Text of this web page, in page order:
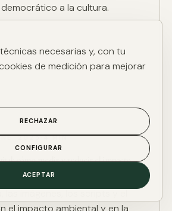
a la cultura.
2025·4 MIN
cómo medir y reducir el impacto
las imágenes, los scripts y el
el impacto ambiental y en la
necesarias y, con tu
de medición para mejorar
RECHAZAR
CONFIGURAR
ACEPTAR